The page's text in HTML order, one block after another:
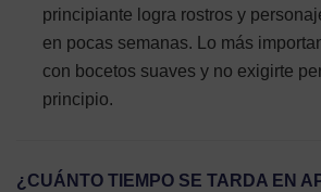
principiante logra rostros y
en pocas semanas. Lo más
con bocetos suaves y no exigirte
principio.
¿CUÁNTO TIEMPO SE TARDA EN